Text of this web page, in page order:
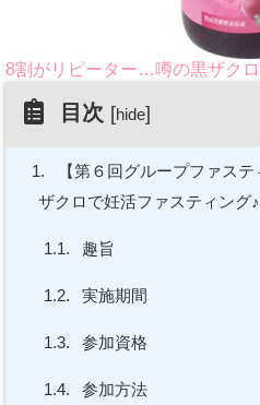
8割がリピーター…噂の黒ザク
目次 [hide]
1.
【第６回グループファス
ザクロで妊活ファスティング
1.1. 趣旨
1.2. 実施期間
1.3. 参加資格
1.4. 参加方法